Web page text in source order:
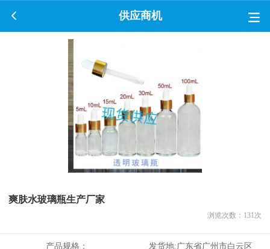
供应商机
爽肤水玻璃瓶生产厂家
浏览次数： 131 次
产品规格： 发货地:广东省广州市白云区